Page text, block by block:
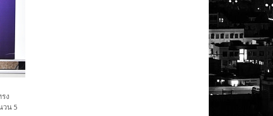
ง
วน 5